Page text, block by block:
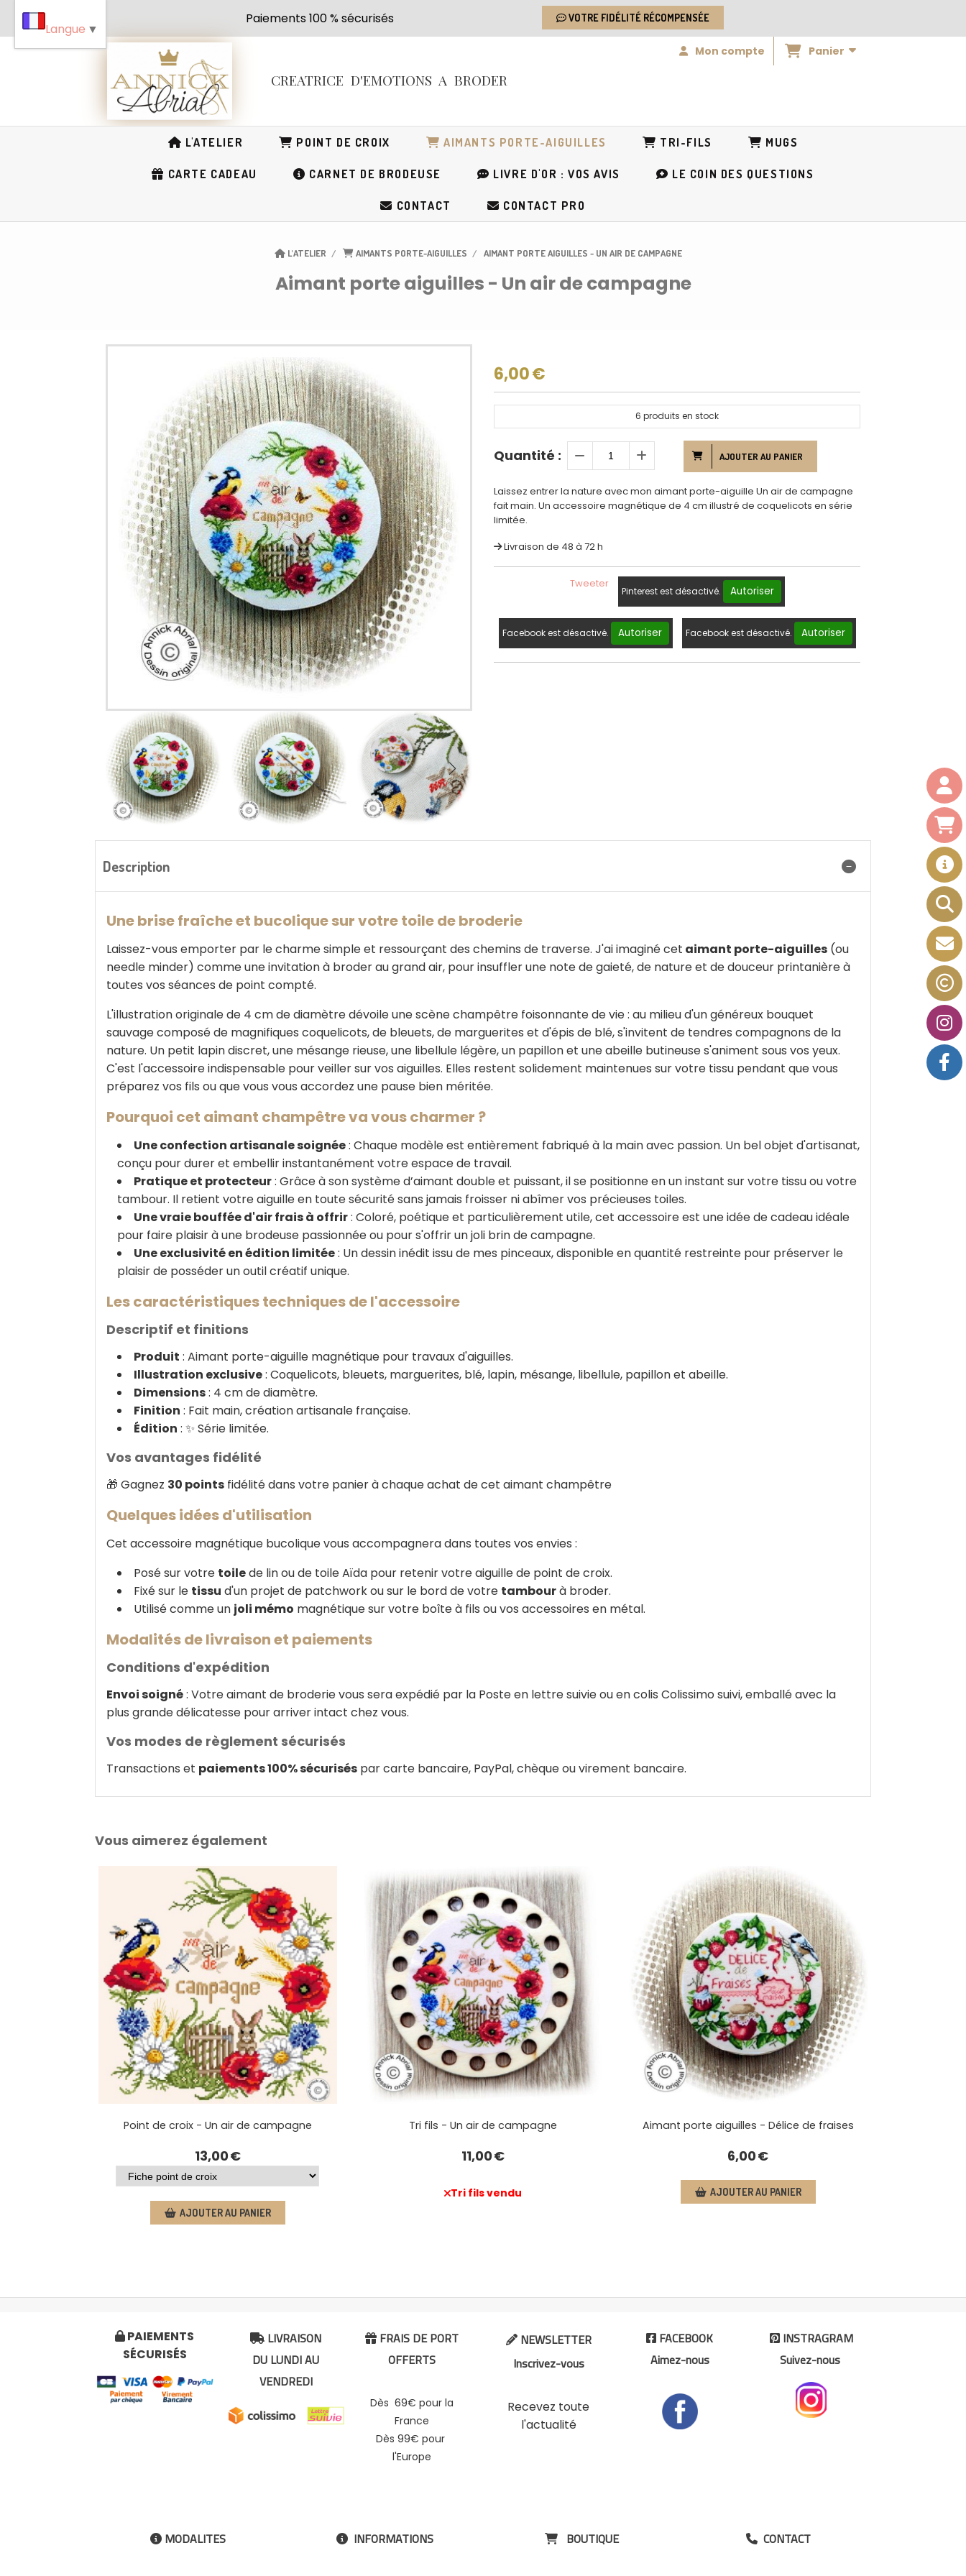
Paiements 100 % sécurisés VOTRE FIDÉLITÉ RÉCOMPENSÉE
CREATRICE D'EMOTIONS A BRODER
Mon compte Panier
L'ATELIER POINT DE CROIX AIMANTS PORTE-AIGUILLES TRI-FILS MUGS
CARTE CADEAU CARNET DE BRODEUSE LIVRE D'OR : VOS AVIS LE COIN DES QUESTIONS
CONTACT CONTACT PRO
L'ATELIER AIMANTS PORTE-AIGUILLES AIMANT PORTE AIGUILLES - UN AIR DE CAMPAGNE
Aimant porte aiguilles - Un air de campagne
6,00€
6 produits en stock
Quantité : AJOUTER AU PANIER
Laissez entrer la nature avec mon aimant porte-aiguille Un air de campagne
fait main. Un accessoire magnétique de 4 cm illustré de coquelicots en série
limitée.
Livraison de 48 à 72 h
Tweeter
Pinterest est désactivé. Autoriser
Facebook est désactivé. Autoriser Facebook est désactivé. Autoriser
Description
Une brise fraîche et bucolique sur votre toile de broderie
Laissez-vous emporter par le charme simple et ressourçant des chemins de traverse. J'ai imaginé cet aimant porte-aiguilles (ou
needle minder) comme une invitation à broder au grand air, pour insuffler une note de gaieté, de nature et de douceur printanière à
toutes vos séances de point compté.
L'illustration originale de 4 cm de diamètre dévoile une scène champêtre foisonnante de vie : au milieu d'un généreux bouquet
sauvage composé de magnifiques coquelicots, de bleuets, de marguerites et d'épis de blé, s'invitent de tendres compagnons de la
nature. Un petit lapin discret, une mésange rieuse, une libellule légère, un papillon et une abeille butineuse s'animent sous vos yeux.
C'est l'accessoire indispensable pour veiller sur vos aiguilles. Elles restent solidement maintenues sur votre tissu pendant que vous
préparez vos fils ou que vous vous accordez une pause bien méritée.
Pourquoi cet aimant champêtre va vous charmer ?
Une confection artisanale soignée: Chaque modèle est entièrement fabriqué à la main avec passion. Un bel objet d'artisanat,
conçu pour durer et embellir instantanément votre espace de travail.
Pratique et protecteur: Grâce à son système d’aimant double et puissant, il se positionne en un instant sur votre tissu ou votre
tambour. Il retient votre aiguille en toute sécurité sans jamais froisser ni abîmer vos précieuses toiles.
Une vraie bouffée d'air frais à offrir: Coloré, poétique et particulièrement utile, cet accessoire est une idée de cadeau idéale
pour faire plaisir à une brodeuse passionnée ou pour s'offrir un joli brin de campagne.
Une exclusivité en édition limitée: Un dessin inédit issu de mes pinceaux, disponible en quantité restreinte pour préserver le
plaisir de posséder un outil créatif unique.
Les caractéristiques techniques de l'accessoire
Descriptif et finitions
Produit : Aimant porte-aiguille magnétique pour travaux d'aiguilles.
Illustration exclusive: Coquelicots, bleuets, marguerites, blé, lapin, mésange, libellule, papillon et abeille.
Dimensions: 4 cm de diamètre.
Finition : Fait main, création artisanale française.
Édition : ✨ Série limitée.
Vos avantages fidélité
🎁 Gagnez 30 points fidélité dans votre panier à chaque achat de cet aimant champêtre
Quelques idées d'utilisation
Cet accessoire magnétique bucolique vous accompagnera dans toutes vos envies :
Posé sur votre toilede lin ou de toile Aïda pour retenir votre aiguille de point de croix.
Fixé sur le tissu d'un projet de patchwork ou sur le bord de votre tambourà broder.
Utilisé comme un joli mémo magnétique sur votre boîte à fils ou vos accessoires en métal.
Modalités de livraison et paiements
Conditions d'expédition
Envoi soigné: Votre aimant de broderie vous sera expédié par la Poste en lettre suivie ou en colis Colissimo suivi, emballé avec la
plus grande délicatesse pour arriver intact chez vous.
Vos modes de règlement sécurisés
Transactions et paiements 100% sécurisés par carte bancaire, PayPal, chèque ou virement bancaire.
Vous aimerez également
Point de croix - Un air de campagne
13,00€
AJOUTER AU PANIER
Tri fils - Un air de campagne
11,00€
Tri fils vendu
Aimant porte aiguilles - Délice de fraises
6,00€
AJOUTER AU PANIER
 PAIEMENTS
SÉCURISÉS
 LIVRAISON
DU LUNDI AU
VENDREDI
 FRAIS DE PORT
OFFERTS
Dès 69€ pour la
France
Dès 99€ pour
l'Europe
NEWSLETTER
Inscrivez-vous
Recevez toute
l'actualité
 FACEBOOK
Aimez-nous
INSTRAGRAM
Suivez-nous
 MODALITES  INFORMATIONS  BOUTIQUE  CONTACT
Langue ▼